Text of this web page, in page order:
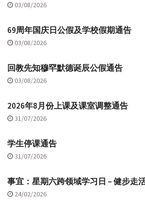
03/08/2026
69周年国庆日公假及学校假期通告
03/08/2026
回教先知穆罕默德诞辰公假通告
03/08/2026
2026年8月份上课及课室调整通告
31/07/2026
学生停课通告
31/07/2026
事宜：星期六跨领域学习日 – 健步走
24/02/2026